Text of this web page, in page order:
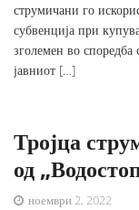
струмичани го
субвенција при
зголемен во споредба
јавниот […]
Тројца
од
ноември 2, 2022